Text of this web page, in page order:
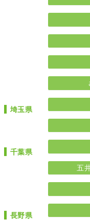
埼玉県
千葉県
五
長野県